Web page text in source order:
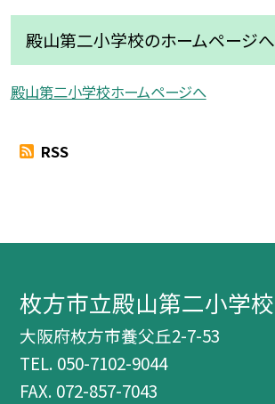
殿山第二小学校のホームページへ
殿山第二小学校ホームページへ
RSS
枚方市立殿山第二小学校
大阪府枚方市養父丘2-7-53
TEL. 050-7102-9044
FAX. 072-857-7043